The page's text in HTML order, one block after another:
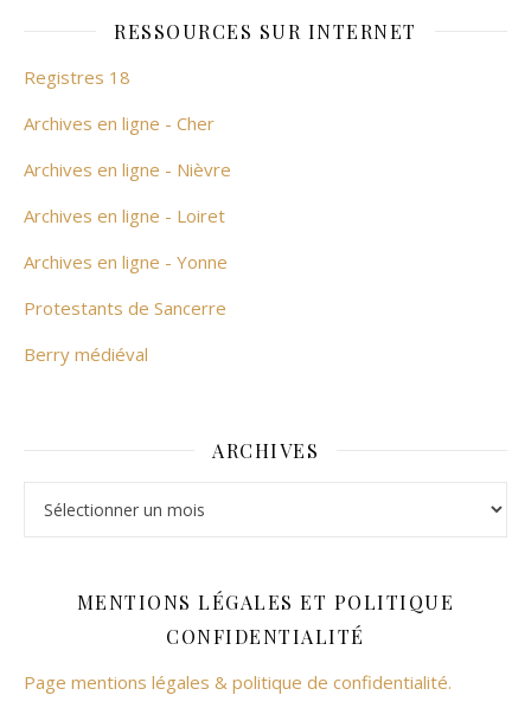
RESSOURCES SUR INTERNET
Registres 18
Archives en ligne - Cher
Archives en ligne - Nièvre
Archives en ligne - Loiret
Archives en ligne - Yonne
Protestants de Sancerre
Berry médiéval
ARCHIVES
MENTIONS LÉGALES ET POLITIQUE
CONFIDENTIALITÉ
Page mentions légales & politique de confidentialité.